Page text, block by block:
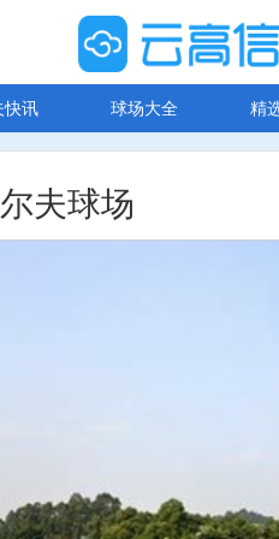
快讯 球场大全 精
夫球场